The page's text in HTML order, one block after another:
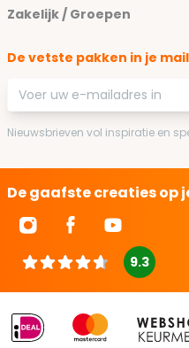
Zakelijk / Groepen
De vetste pakken in je
E-mailadres
Nieuwsbrieven vol inspiratie en
De gaafste creaties op
9.3